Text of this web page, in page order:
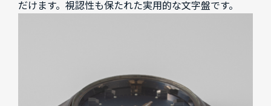
だけます。視認性も保たれた実用的な文字盤です。